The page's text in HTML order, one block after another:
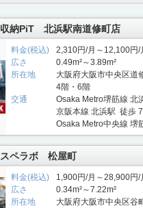
収納PiT 北浜駅南道修町店
料金(税込)
2,310円/月～12,100円/
広さ
0.49m²～3.89m²
所在地
大阪府大阪市中央区道
4階・6階
交通
Osaka Metro堺筋線 北
京阪本線 北浜駅 徒歩
Osaka Metro中央線 堺
スペラボ 松屋町
料金(税込)
1,900円/月～28,900円/
広さ
0.34m²～7.22m²
所在地
大阪府大阪市中央区谷